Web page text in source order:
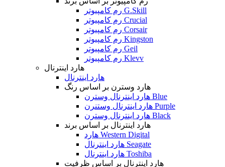
رم کامپیوتر G.Skill
رم کامپیوتر Crucial
رم کامپیوتر Corsair
رم کامپیوتر Kingston
رم کامپیوتر Geil
رم کامپیوتر Klevv
هارد اینترنال
هارد اینترنال
هارد وسترن بر اساس رنگ
هارد اینترنال وسترن Blue
هارد اینترنال وستنرن Purple
هارد اینترنال وسترن Black
هارد اینترنال بر اساس برند
هارد Western Digital
هارد اینترنال Seagate
هارد اینترنال Toshiba
هارد اینترنال بر اساس ظرفیت